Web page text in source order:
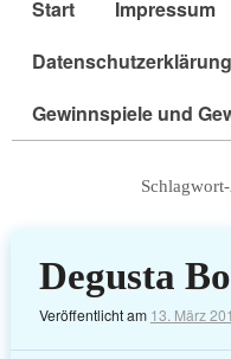
Start Impressum
Datenschutzerklärung
Gewinnspiele und
Degusta
Veröffentlicht am 13. März